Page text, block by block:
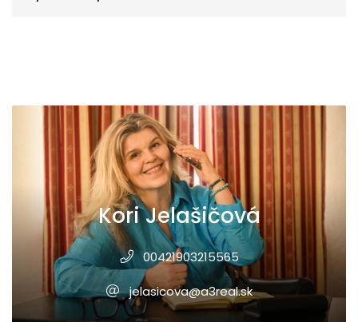
Kori Jelašičová
00421903215565
jelasicova@a3real.sk